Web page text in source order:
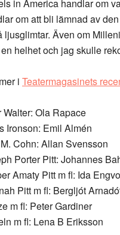
in America handlar om
om att bli lämnad av
ljusglimtar. Även om
helhet och jag skulle
i Teatermagasinets
Walter: Ola Rapace
Ironson: Emil Almén
Cohn: Allan Svensson
Porter Pitt: Johannes
Amaty Pitt m fl: Ida
Pitt m fl: Bergljót
m fl: Peter Gardiner
m fl: Lena B Eriksson